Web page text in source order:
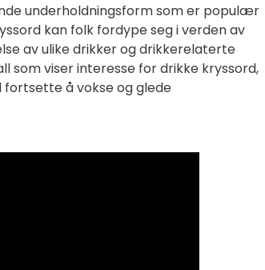
underholdningsform som er populær
kan folk fordype seg i verden av
av ulike drikker og drikkerelaterte
som viser interesse for drikke kryssord,
å vokse og glede